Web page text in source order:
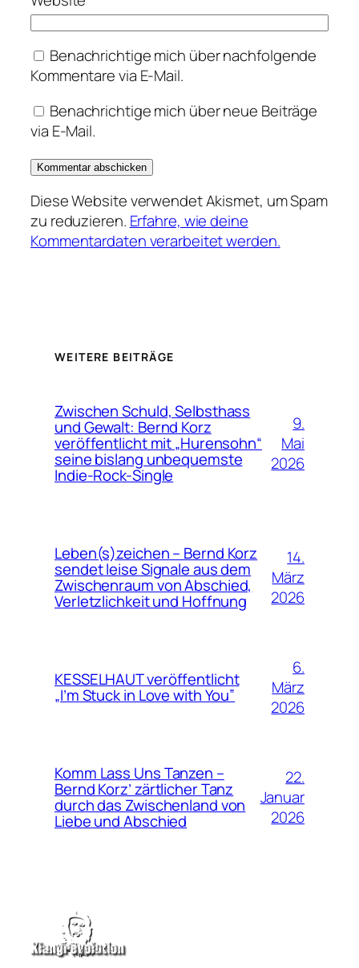
Benachrichtige mich über nachfolgende
Kommentare via E-Mail.
Benachrichtige mich über neue Beiträge
via E-Mail.
Diese Website verwendet Akismet, um Spam
zu reduzieren. Erfahre, wie deine
Kommentardaten verarbeitet werden.
WEITERE BEITRÄGE
Zwischen Schuld, Selbsthass
und Gewalt: Bernd Korz
veröffentlicht mit „Hurensohn“
seine bislang unbequemste
Indie-Rock-Single
9.
Mai
2026
Leben(s)zeichen – Bernd Korz
sendet leise Signale aus dem
Zwischenraum von Abschied,
Verletzlichkeit und Hoffnung
14.
März
2026
KESSELHAUT veröffentlicht
„I’m Stuck in Love with You”
6.
März
2026
Komm Lass Uns Tanzen –
Bernd Korz’ zärtlicher Tanz
durch das Zwischenland von
Liebe und Abschied
22.
Januar
2026